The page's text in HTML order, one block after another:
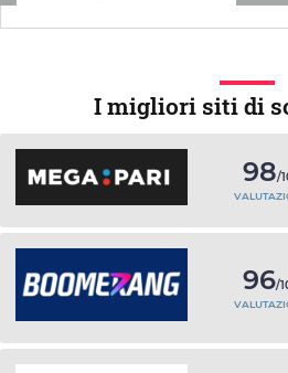
I migliori siti di
98/
96/